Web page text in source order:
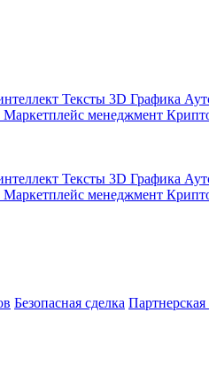
Тексты 3D Графика
Маркетплейс менеджмент
Тексты 3D Графика
Маркетплейс менеджмент
Безопасная сделка